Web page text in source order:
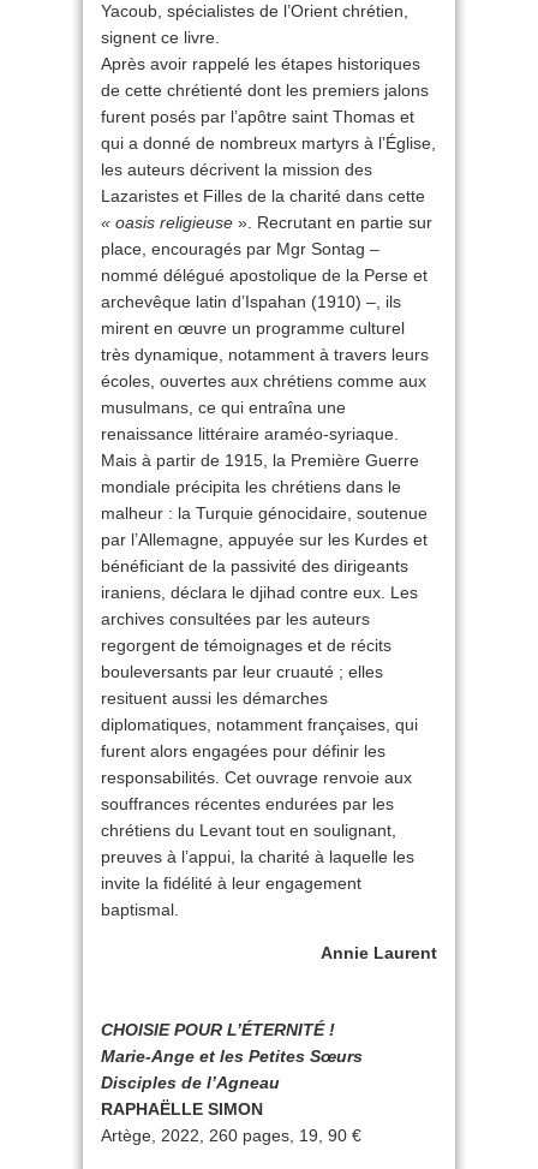
Yacoub, spécialistes de l’Orient chrétien,
signent ce livre.
Après avoir rappelé les étapes historiques
de cette chrétienté dont les premiers jalons
furent posés par l’apôtre saint Thomas et
qui a donné de nombreux martyrs à l’Église,
les auteurs décrivent la mission des
Lazaristes et Filles de la charité dans cette
« oasis religieuse ». Recrutant en partie sur
place, encouragés par Mgr Sontag –
nommé délégué apostolique de la Perse et
archevêque latin d’Ispahan (1910) –, ils
mirent en œuvre un programme culturel
très dynamique, notamment à travers leurs
écoles, ouvertes aux chrétiens comme aux
musulmans, ce qui entraîna une
renaissance littéraire araméo-syriaque.
Mais à partir de 1915, la Première Guerre
mondiale précipita les chrétiens dans le
malheur : la Turquie génocidaire, soutenue
par l’Allemagne, appuyée sur les Kurdes et
bénéficiant de la passivité des dirigeants
iraniens, déclara le djihad contre eux. Les
archives consultées par les auteurs
regorgent de témoignages et de récits
bouleversants par leur cruauté ; elles
resituent aussi les démarches
diplomatiques, notamment françaises, qui
furent alors engagées pour définir les
responsabilités. Cet ouvrage renvoie aux
souffrances récentes endurées par les
chrétiens du Levant tout en soulignant,
preuves à l’appui, la charité à laquelle les
invite la fidélité à leur engagement
baptismal.
Annie Laurent
CHOISIE POUR L’ÉTERNITÉ !
Marie-Ange et les Petites Sœurs
Disciples de l’Agneau
RAPHAËLLE SIMON
Artège, 2022, 260 pages, 19, 90 €